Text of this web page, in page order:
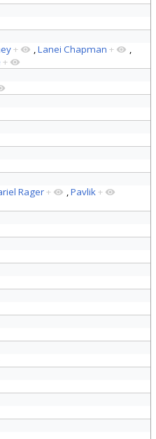
+ ,Lanei Chapman +
,
+
Rager+ ,Pavlik+